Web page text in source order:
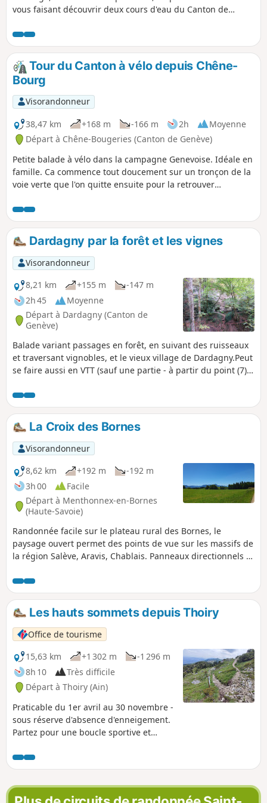
vous faisant découvrir deux cours d'eau du Canton de
les 2 sens.
Tour du Canton à vélo depuis Chêne-
Bourg
Visorandonneur
38,47 km
+168 m -166 m 2h
Moyenne
Départ à Chêne-Bougeries (Canton de Genève)
Petite balade à vélo dans la campagne Genevoise. Idéale en
famille. Ca commence tout doucement sur un tronçon de la
voie verte que l'on quitte ensuite pour la retrouver
Bourg puis on s’enfonce ensuite dans Champel, Bout du
Monde, Veyrier, avant de faire une belle boucle dans la
campagne. La randonnée rallie ensuite Thonex puis
Puplinge, Choulex et Vandoeuvres. S’armer de patience à la
fin, car les routes étant étroites, il est possible de se
retrouver face a des automobilistes dans des sens uniques.
Dardagny par la forêt et les vignes
Visorandonneur
8,21 km
+155 m
-147 m
2h 45
Moyenne
Départ à Dardagny (Canton de
Genève)
Balade variant passages en forêt, en suivant des ruisseaux
et traversant vignobles, et le vieux village de Dardagny.Peut
se faire aussi en VTT (sauf une partie - à partir du point (7) :
La Croix des Bornes
Visorandonneur
8,62 km
+192 m
-192 m
3h 00
Facile
Départ à Menthonnex-en-Bornes
(Haute-Savoie)
Randonnée facile sur le plateau rural des Bornes, le
paysage ouvert permet des points de vue sur les massifs de
la région Salève, Aravis, Chablais. Panneaux directionnels et
Les hauts sommets depuis Thoiry
Office de tourisme
15,63 km
+1 302 m
-1 296 m
8h 10
Très difficile
Départ à Thoiry (Ain)
Praticable du 1er avril au 30 novembre -
sous réserve d'absence d'enneigement.
Partez pour une boucle sportive et
Reculet et du Crêt de la Neige, les plus
hauts du massif jurassien. Ce circuit
exigeant offre une grande variété de
paysages : forêts jurassiennes, crêtes